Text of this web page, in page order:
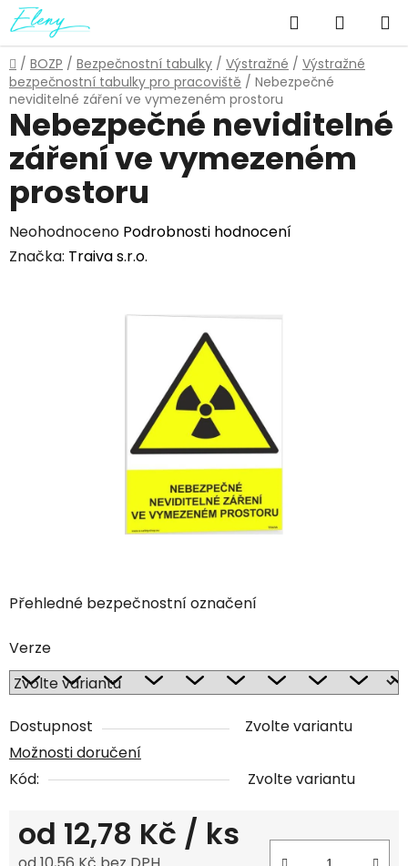
Přejít
na
obsah
Hledat
KOŠÍK
Domů
/ BOZP / Bezpečnostní tabulky / Výstražné / Výstražné
bezpečnostní tabulky pro pracoviště / Nebezpečné
neviditelné záření ve vymezeném prostoru
Přehledné bezpečnostní označení
Verze
Dostupnost
Zvolte variantu
Možnosti doručení
Kód:
Zvolte variantu
od 12,78 Kč / ks
Nebezpečné neviditelné
záření ve vymezeném
prostoru
Průměrné
hodnocení
Neohodnoceno Podrobnosti hodnocení
Značka: Traiva s.r.o.